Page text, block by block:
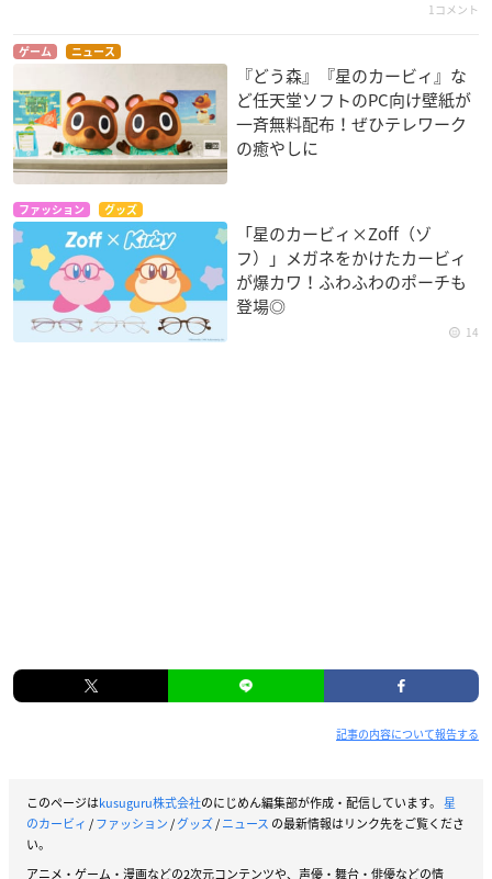
1コメント
ゲーム ニュース
『どう森』『星のカービィ』な
ど任天堂ソフトのPC向け壁紙が
一斉無料配布！ぜひテレワーク
の癒やしに
ファッション グッズ
「星のカービィ×Zoff（ゾ
フ）」メガネをかけたカービィ
が爆カワ！ふわふわのポーチも
登場◎
14
記事の内容について報告する
このページはkusuguru株式会社のにじめん編集部が作成・配信しています。 星
のカービィ /ファッション/グッズ/ニュース の最新情報はリンク先をご覧くださ
い。
アニメ・ゲーム・漫画などの2次元コンテンツや、声優・舞台・俳優などの情